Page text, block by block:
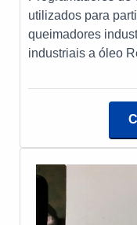
utilizados para
queimadores
industriais a óleo
Controladores de
selecionados de
de trabalho do
de chama que
europeias e